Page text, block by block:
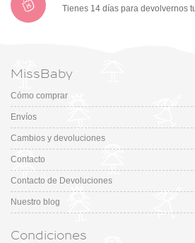
Tienes 14 días para devolvernos
MissBaby
Cómo comprar
Envíos
Cambios y devoluciones
Contacto
Contacto de Devoluciones
Nuestro blog
Condiciones